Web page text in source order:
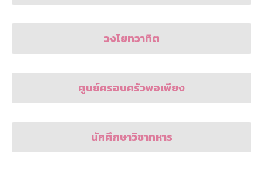
วงโยทวาทิต
ศูนย์ครอบครัวพอเพียง
นักศึกษาวิชาทหาร